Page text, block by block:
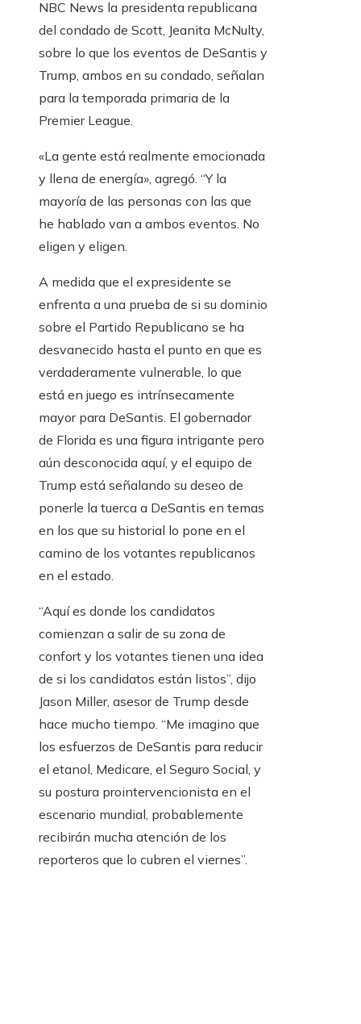
NBC News la presidenta republicana
del condado de Scott, Jeanita McNulty,
sobre lo que los eventos de DeSantis y
Trump, ambos en su condado, señalan
para la temporada primaria de la
Premier League.
«La gente está realmente emocionada
y llena de energía», agregó. “Y la
mayoría de las personas con las que
he hablado van a ambos eventos. No
eligen y eligen.
A medida que el expresidente se
enfrenta a una prueba de si su dominio
sobre el Partido Republicano se ha
desvanecido hasta el punto en que es
verdaderamente vulnerable, lo que
está en juego es intrínsecamente
mayor para DeSantis. El gobernador
de Florida es una figura intrigante pero
aún desconocida aquí, y el equipo de
Trump está señalando su deseo de
ponerle la tuerca a DeSantis en temas
en los que su historial lo pone en el
camino de los votantes republicanos
en el estado.
“Aquí es donde los candidatos
comienzan a salir de su zona de
confort y los votantes tienen una idea
de si los candidatos están listos”, dijo
Jason Miller, asesor de Trump desde
hace mucho tiempo. “Me imagino que
los esfuerzos de DeSantis para reducir
el etanol, Medicare, el Seguro Social, y
su postura prointervencionista en el
escenario mundial, probablemente
recibirán mucha atención de los
reporteros que lo cubren el viernes”.